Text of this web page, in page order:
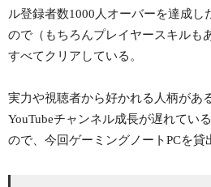
ル登録者数1000人オーバーを達成し
ので（もちろんプレイヤースキルも
すべてクリアしている。
実力や視聴者から好かれる人柄があ
YouTubeチャンネル成長が遅れてい
ので、今回ゲーミングノートPCを貸